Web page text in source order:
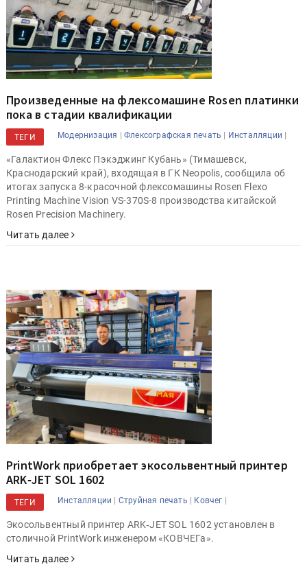
Произведенные на флексомашине Rosen платинки
пока в стадии квалификации
ТЕГИ Модернизация |Флексографская печать | Инсталляции |
«Галактион Флекс Пэкэджинг Кубань» (Тимашевск,
Краснодарский край), входящая в ГК Neopolis, сообщила об
итогах запуска 8-красочной флексомашины Rosen Flexo
Printing Machine Vision VS-370S-8 производства китайской
Rosen Precision Machinery.
Читать далее
PrintWork приобретает экосольвентный принтер
ARK‑JET SOL 1602
ТЕГИ Инсталляции | Струйная печать | Ковчег |
Экосольвентный принтер ARK‑JET SOL 1602 установлен в
столичной PrintWork инженером «КОВЧЕГа».
Читать далее